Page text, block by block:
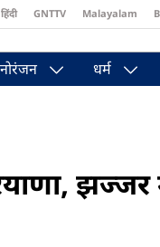
GNTTV Malayalam
धर्म
झज्जर